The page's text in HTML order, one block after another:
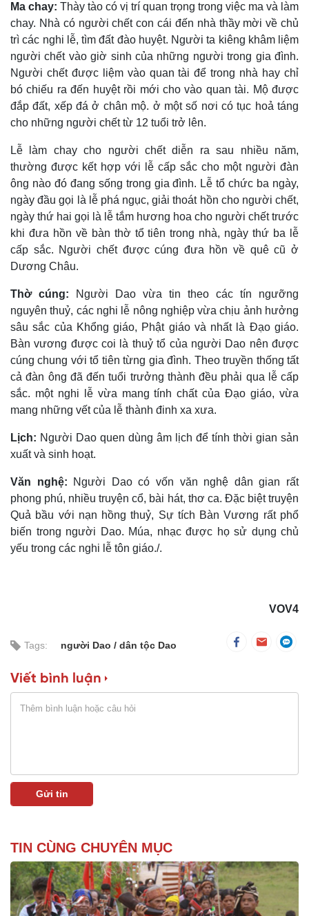
Ma chay: Thày tào có vị trí quan trọng trong việc ma và làm
chay. Nhà có người chết con cái đến nhà thầy mời về chủ
trì các nghi lễ, tìm đất đào huyệt. Người ta kiêng khâm liệm
người chết vào giờ sinh của những người trong gia đình.
Người chết được liệm vào quan tài để trong nhà hay chỉ
bó chiếu ra đến huyệt rồi mới cho vào quan tài. Mộ được
đắp đất, xếp đá ở chân mộ. ở một số nơi có tục hoả táng
cho những người chết từ 12 tuổi trở lên.
Lễ làm chay cho người chết diễn ra sau nhiều năm,
thường được kết hợp với lễ cấp sắc cho một người đàn
ông nào đó đang sống trong gia đình. Lễ tổ chức ba ngày,
ngày đầu gọi là lễ phá ngục, giải thoát hồn cho người chết,
ngày thứ hai gọi là lễ tắm hương hoa cho người chết trước
khi đưa hồn về bàn thờ tổ tiên trong nhà, ngày thứ ba lễ
cấp sắc. Người chết được cúng đưa hồn về quê cũ ở
Dương Châu.
Thờ cúng: Người Dao vừa tin theo các tín ngưỡng
nguyên thuỷ, các nghi lễ nông nghiệp vừa chịu ảnh hưởng
sâu sắc của Khổng giáo, Phật giáo và nhất là Ðạo giáo.
Bàn vương được coi là thuỷ tổ của người Dao nên được
cúng chung với tổ tiên từng gia đình. Theo truyền thống tất
cả đàn ông đã đến tuổi trưởng thành đều phải qua lễ cấp
sắc. một nghi lễ vừa mang tính chất của Ðạo giáo, vừa
mang những vết của lễ thành đinh xa xưa.
Lịch: Người Dao quen dùng âm lịch để tính thời gian sản
xuất và sinh hoạt.
Văn nghệ:
Người Dao có vốn văn nghệ dân gian rất
phong phú, nhiều truyện cổ, bài hát, thơ ca. Ðặc biệt truyện
Quả bầu với nạn hồng thuỷ, Sự tích Bàn Vương rất phổ
biến trong người Dao. Múa, nhạc được họ sử dụng chủ
yếu trong các nghi lễ tôn giáo./.
VOV4
Tags: người Dao dân tộc Dao
Viết bình luận
TIN CÙNG CHUYÊN MỤC